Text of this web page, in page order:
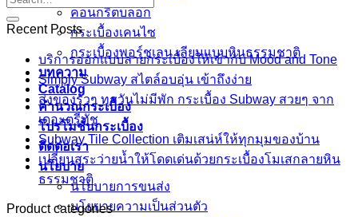
คอนกรีตบล็อก
กระเบื้องเคนไซ
กระเบื้องพอร์ชเลน เลียนเเบบหินธรรมชาติ
บทความ
Catalog
คำนวณกระเบื้อง
โปรโมชั่นกระเบื้อง
ติดต่อเรา
นโยบาย
นโยบายการขนส่ง
นโยบายความเป็นส่วนตัว
Recent Posts
บริการออกแบบลายกระเบื้องให้เข้ากับ Mood and Tone
Simply Subway สไตล์อบอุ่น เข้าถึงง่าย
ส่งของรัวๆ ทุกวันไม่มีพัก กระเบื้อง Subway สวยๆ จาก
เดอะตรีทัช
Subway Tile Collection เติมเสน่ห์ให้ทุกมุมของบ้าน
เปลี่ยนสระว่ายน้ำให้โดดเด่นด้วยกระเบื้องโมเสกลายหิน
ธรรมชาติ
Product categories